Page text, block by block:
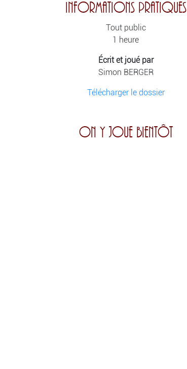
Informations Pratiques
Tout public
1 heure
Écrit et joué par
Simon BERGER
Télécharger le dossier
On y joue bientôt